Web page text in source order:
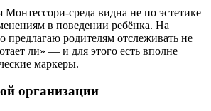
среда видна не по эстетике
в поведении ребёнка. На
предлагаю родителям отслеживать не
ли» — и для этого есть вполне
маркеры.
организации